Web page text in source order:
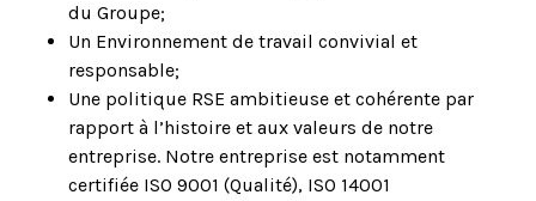
du Groupe;
Un Environnement de travail convivial et
responsable;
Une politique RSE ambitieuse et cohérente par
rapport à l’histoire et aux valeurs de notre
entreprise. Notre entreprise est notamment
certifiée ISO 9001 (Qualité), ISO 14001